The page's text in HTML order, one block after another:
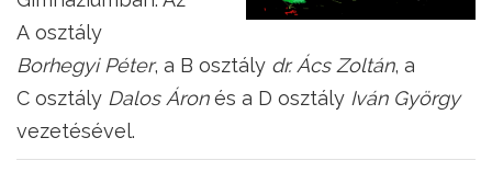
A osztály
Borhegyi Péter, a B osztály dr. Ács Zoltán, a
C osztály Dalos Áronés a D osztály Iván György
vezetésével.